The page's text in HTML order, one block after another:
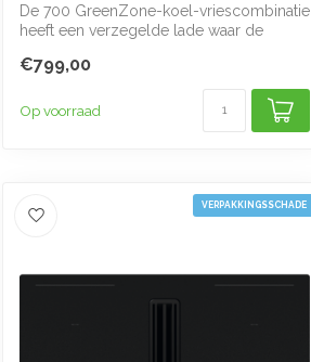
De 700 GreenZone-koel-vriescombinatie
heeft een verzegelde lade waar de
€799,00
Op voorraad
VERPAKKINGSSCHADE